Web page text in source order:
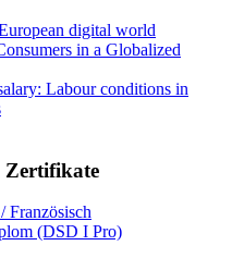
digital world
in a Globalized
Labour conditions in
Zertifikate
Französisch
(DSD I Pro)